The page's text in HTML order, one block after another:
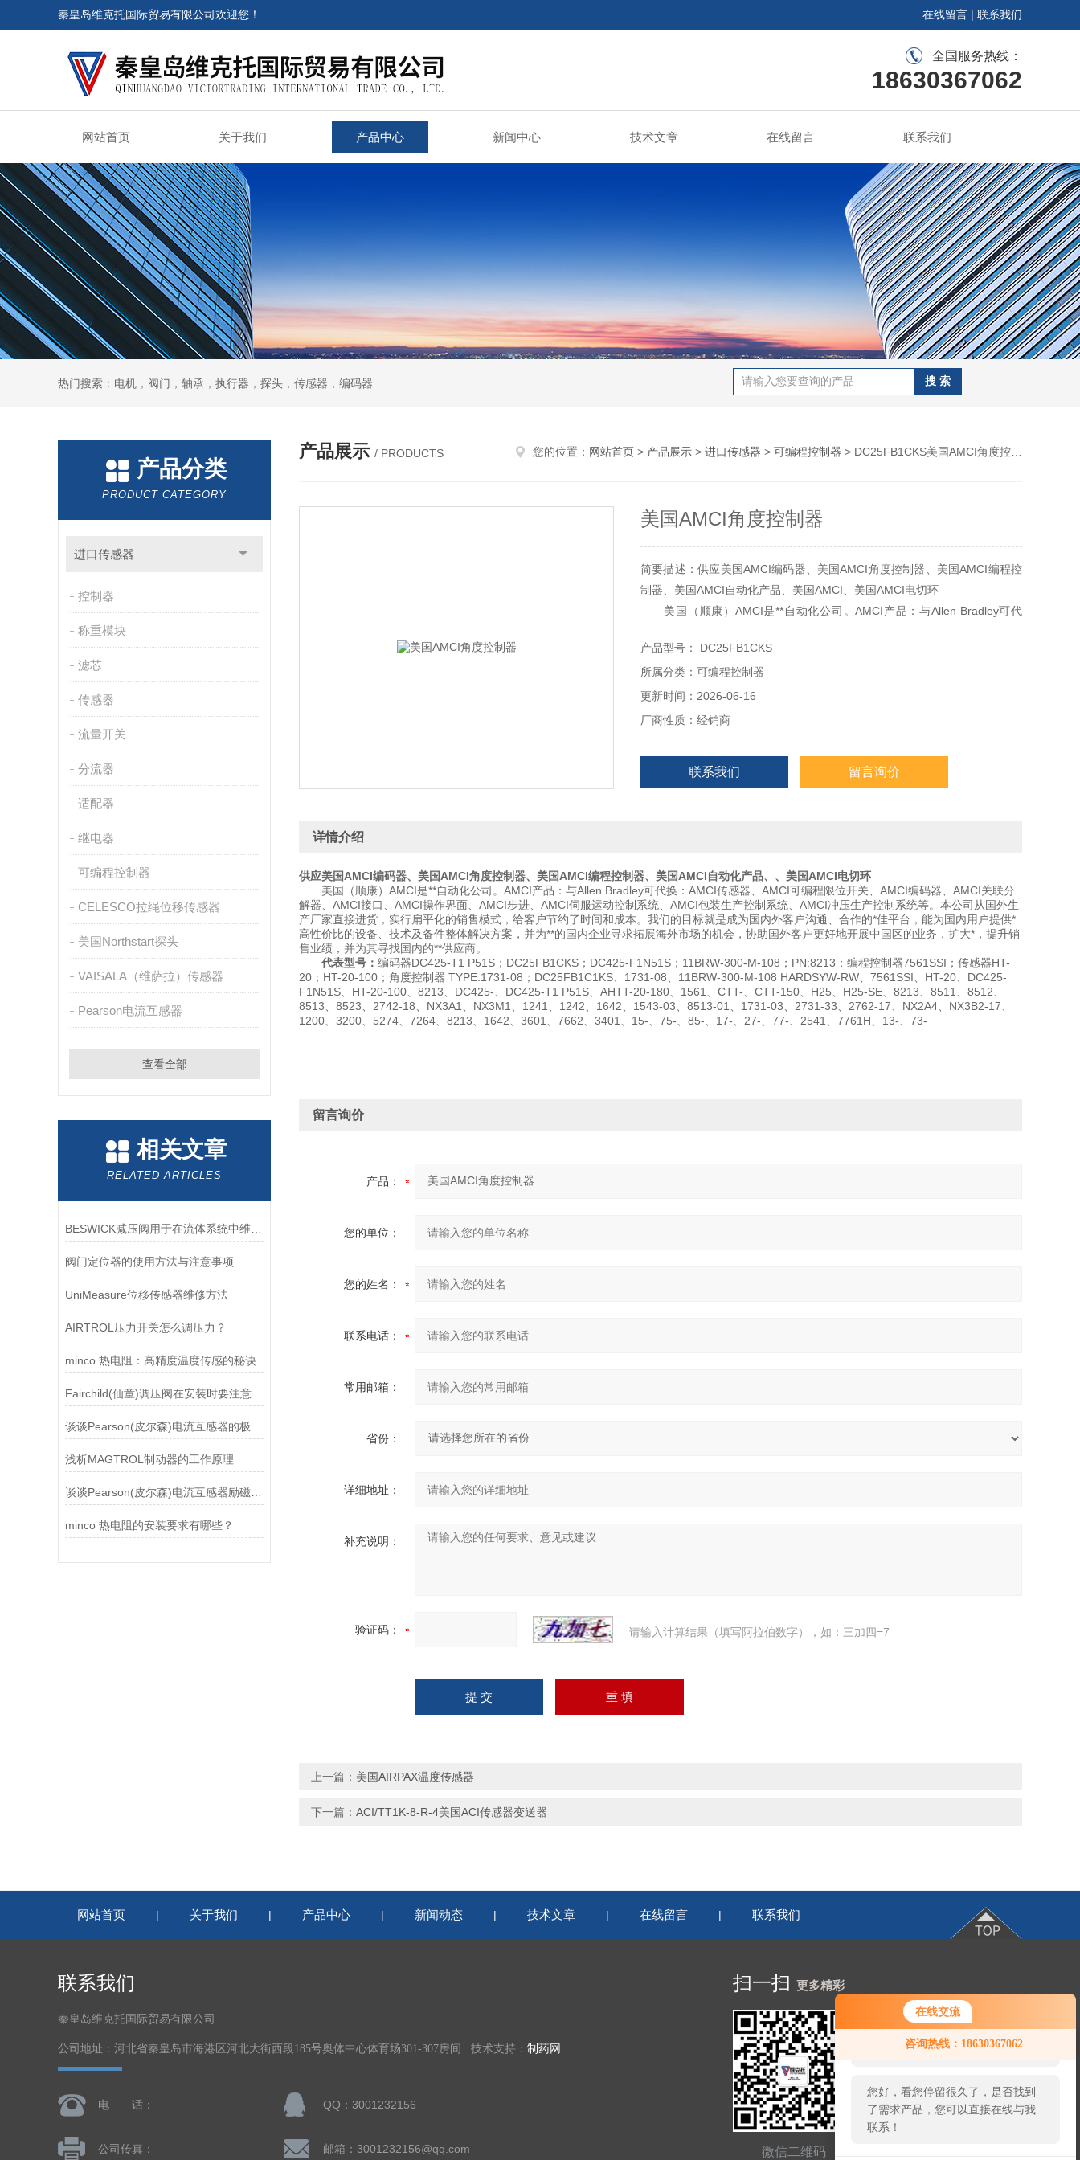
在线交流
咨询热线：18630367062
您好！欢迎前来咨询，很高兴为您
服务，请问您要咨询什么问题呢？
您好，看您停留很久了，是否找到
了需求产品，您可以直接在线与我
联系！
秦皇岛维克托国际贸易有限公司欢迎您！ 在线留言 | 联系我们
全国服务热线：
18630367062
网站首页 关于我们 产品中心 新闻中心 技术文章 在线留言 联系我们
热门搜索：电机，阀门，轴承，执行器，探头，传感器，编码器
产品分类
PRODUCT CATEGORY
进口传感器
控制器
称重模块
滤芯
传感器
流量开关
分流器
适配器
继电器
可编程控制器
CELESCO拉绳位移传感器
美国Northstart探头
VAISALA（维萨拉）传感器
Pearson电流互感器
查看全部
相关文章
RELATED ARTICLES
阀门定位器的使用方法与注意事项
UniMeasure位移传感器维修方法
AIRTROL压力开关怎么调压力？
minco 热电阻：高精度温度传感的秘诀
Fairchild(仙童)调压阀在安装时要注意有哪些需要注意的地方？
浅析MAGTROL制动器的工作原理
谈谈Pearson(皮尔森)电流互感器励磁特性试验的目的
minco 热电阻的安装要求有哪些？
产品展示 / PRODUCTS 您的位置： 网站首页 > 产品展示 > 进口传感器 > 可编程控制器 > DC25FB1CKS美国AMCI角度控制器
美国AMCI角度控制器
简要描述：供应美国AMCI编码器、美国AMCI角度控制器、美国AMCI编程控
制器、美国AMCI自动化产品、美国AMCI、美国AMCI电切环
美国（顺康）AMCI是**自动化公司。AMCI产品：与Allen Bradley可代
器、AMCI接口、AMCI操作界面、AMCI步进、AMCI伺服运动控制系统、
AMCI包装生产控制系统
产品型号： DC25FB1CKS
所属分类：可编程控制器
更新时间：2026-06-16
厂商性质：经销商
联系我们 留言询价
详情介绍
供应美国AMCI编码器、 美国AMCI角度控制器、美国AMCI编程控制器、美国AMCI自动化产品、、美国AMCI电切环
美国（顺康）AMCI是**自动化公司。AMCI产品：与Allen Bradley可代换：AMCI传感器、AMCI可编程限位开关、AMCI编码器、AMCI关联分
解器、AMCI接口、AMCI操作界面、AMCI步进、AMCI伺服运动控制系统、AMCI包装生产控制系统、AMCI冲压生产控制系统等。本公司从国外生
产厂家直接进货，实行扁平化的销售模式，给客户节约了时间和成本。我们的目标就是成为国内外客户沟通、合作的*佳平台，能为国内用户提供*
高性价比的设备、技术及备件整体解决方案，并为**的国内企业寻求拓展海外市场的机会，协助国外客户更好地开展中国区的业务，扩大*，提升销
售业绩，并为其寻找国内的**供应商。
代表型号： 编码器DC425-T1 P51S；DC25FB1CKS；DC425-F1N51S；11BRW-300-M-108；PN:8213；编程控制器7561SSI；传感器HT-
20；HT-20-100；角度控制器 TYPE:1731-08；DC25FB1C1KS、1731-08、11BRW-300-M-108 HARDSYW-RW、7561SSI、HT-20、DC425-
F1N51S、HT-20-100、8213、DC425-、DC425-T1 P51S、AHTT-20-180、1561、CTT-、CTT-150、H25、H25-SE、8213、8511、8512、
8513、8523、2742-18、NX3A1、NX3M1、1241、1242、1642、1543-03、8513-01、1731-03、2731-33、2762-17、NX2A4、NX3B2-17、
1200、3200、5274、7264、8213、1642、3601、7662、3401、15-、75-、85-、17-、27-、77-、2541、7761H、13-、73-
留言询价
产品：
您的单位：
您的姓名：
联系电话：
常用邮箱：
省份：
详细地址：
补充说明：
验证码： 请输入计算结果（填写阿拉伯数字），如：三加四=7
上一篇： 美国AIRPAX温度传感器
下一篇： ACI/TT1K-8-R-4美国ACI传感器变送器
网站首页 | 关于我们 | 产品中心 | 新闻动态 | 技术文章 | 在线留言 | 联系我们
联系我们
秦皇岛维克托国际贸易有限公司
公司地址：河北省秦皇岛市海港区河北大街西段185号奥体中心体育场301-307房间 技术支持： 制药网
电 话： QQ：3001232156
公司传真： 邮箱：3001232156@qq.com
扫一扫 更多精彩
微信二维码